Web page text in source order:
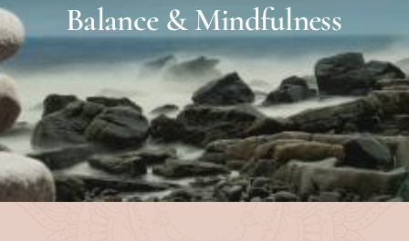
Balance & Mindfulness